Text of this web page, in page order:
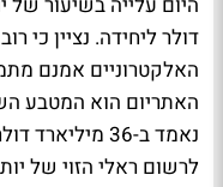
דולר ליחידה. נציין כי
האלקטרוניים אמנם
האתריום הוא המטבע
נאמד ב-36
לרשום ראלי הזוי של יותר מ-5,000% יותר